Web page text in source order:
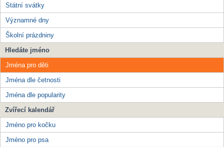
Státní svátky
Významné dny
Školní prázdniny
Hledáte jméno
Jména pro děti
Jména dle četnosti
Jména dle popularity
Zvířecí kalendář
Jméno pro kočku
Jméno pro psa